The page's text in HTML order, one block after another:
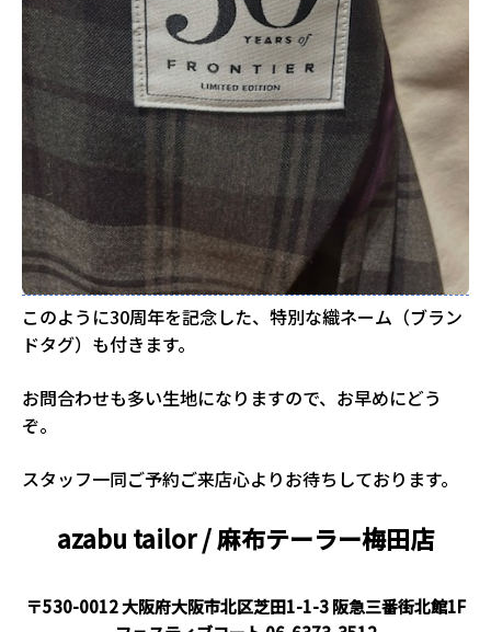
このように30周年を記念した、特別な織ネーム（ブラン
ドタグ）も付きます。
お問合わせも多い生地になりますので、お早めにどう
ぞ。
スタッフ一同ご予約ご来店心よりお待ちしております。
azabu tailor / 麻布テーラー梅田店
〒530-0012 大阪府大阪市北区芝田1-1-3 阪急三番街北館1F